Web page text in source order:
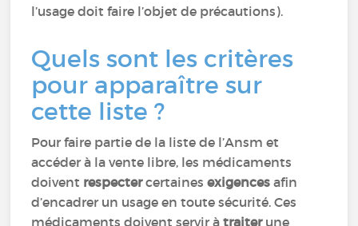
l’usage doit faire l’objet de précautions).
Quels sont les critères
pour apparaître sur
cette liste ?
Pour faire partie de la liste de l’Ansmet
accéder à la vente libre, les médicaments
doivent respectercertainesexigencesafin
d’encadrer un usage en toute sécurité. Ces
médicaments doivent servir àtraiter une